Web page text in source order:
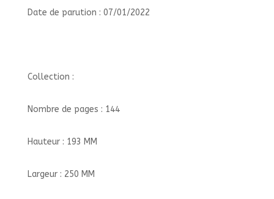
Date de parution : 07/01/2022
Collection :
Nombre de pages : 144
Hauteur : 193 MM
Largeur : 250 MM